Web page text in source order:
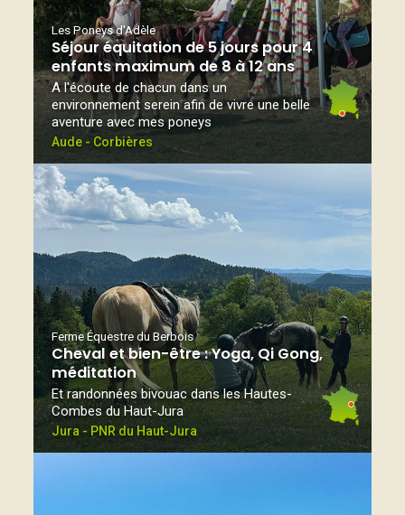
Les Poneys d'Adèle
Séjour équitation de 5 jours pour 4
enfants maximum de 8 à 12 ans
A l'écoute de chacun dans un
environnement serein afin de vivre une belle
aventure avec mes poneys
Aude - Corbières
Ferme Équestre du Berbois
Cheval et bien-être : Yoga, Qi Gong,
méditation
Et randonnées bivouac dans les Hautes-
Combes du Haut-Jura
Jura - PNR du Haut-Jura